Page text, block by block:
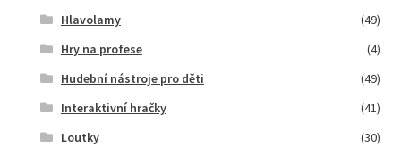
Hlavolamy
(49)
Hry na profese
(4)
Hudební nástroje pro děti
(49)
Interaktivní hračky
(41)
Loutky
(30)